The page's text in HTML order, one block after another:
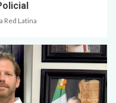
Red Latina